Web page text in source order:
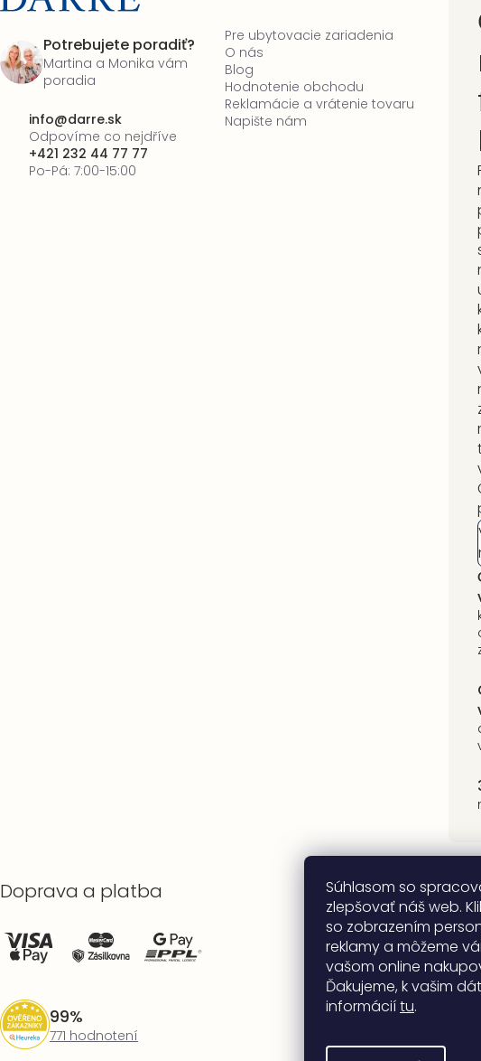
Súhlasom so
zlepšovať náš web.
so zobrazením
reklamy a môžeme
vašom online
Ďakujeme, k vašim
informáciítu.
Potrebujete poradiť?
Martina a Monika vám
poradia
info@darre.sk
Odpovíme co nejdříve
+421 232 44 77 77
Po-Pá: 7:00-15:00
Pre ubytovacie zariadenia
O nás
Blog
Hodnotenie obchodu
Reklamácie a vrátenie tovaru
Napište nám
Doprava a platba
99%
771 hodnotení